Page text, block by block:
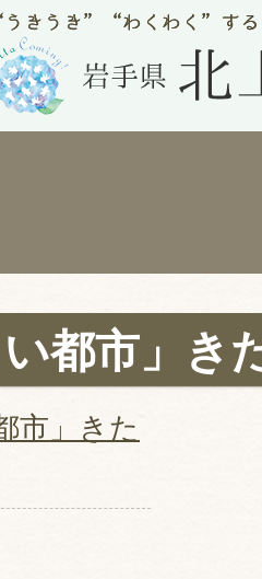
い都市」き
市」きた